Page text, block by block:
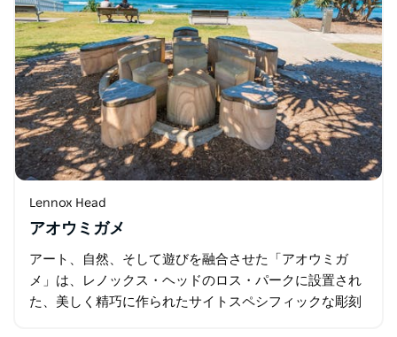
Lennox Head
アオウミガメ
アート、自然、そして遊びを融合させた「アオウミガ
メ」は、レノックス・ヘッドのロス・パークに設置され
た、美しく精巧に作られたサイトスペシフィックな彫刻